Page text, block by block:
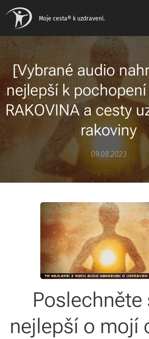
Moje cesta® k uzdravení.
[Vybrané audio
nejlepší k
RAKOVINA a cesty
rakoviny
09.08.2023
Poslechněte
nejlepší o mojí